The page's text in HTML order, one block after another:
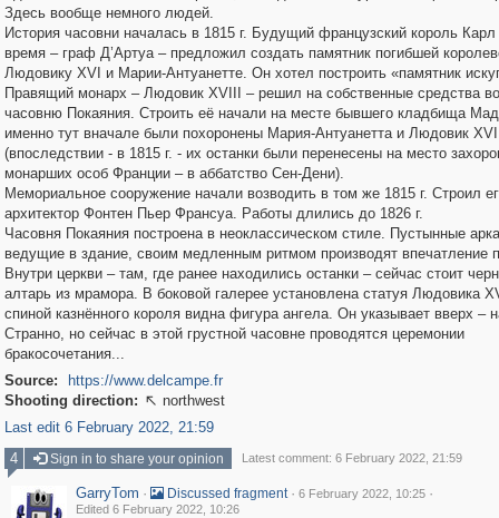
Здесь вообще немного людей.
История часовни началась в 1815 г. Будущий французский король
время – граф Д’Aртуа – предложил создать памятник погибшей
Людовику XVI и Марии-Антуанетте. Он хотел построить «памятник
Правящий монарх – Людовик XVIII – решил на собственные средства
часовню Покаяния. Строить её начали на месте бывшего кладбища
именно тут вначале были похоронены Мария-Антуанетта и Людовик XVI
(впоследствии - в 1815 г. - их останки были перенесены на место
монарших особ Франции – в аббатство Сен-Дени).
Мемориальное сооружение начали возводить в том же 1815 г. Строил
архитектор Фонтен Пьер Франсуа. Работы длились до 1826 г.
Часовня Покаяния построена в неоклассическом стиле. Пустынные
ведущие в здание, своим медленным ритмом производят впечатление
Внутри церкви – там, где ранее находились останки – сейчас стоит
алтарь из мрамора. В боковой галерее установлена статуя Людовика
спиной казнённого короля видна фигура ангела. Он указывает вверх –
Cтранно, но сейчас в этой грустной часовне проводятся церемонии
бракосочетания...
Source:
https://www.delcampe.fr
Shooting direction:  northwest
Last edit 6 February 2022, 21:59
4
Sign in to share your opinion Latest comment: 6 February 2022, 21:59
GarryTom · Discussed fragment · 6 February 2022, 10:25 ·
Edited 6 February 2022, 10:26